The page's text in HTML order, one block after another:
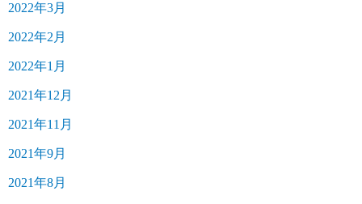
2022年3月
2022年2月
2022年1月
2021年12月
2021年11月
2021年9月
2021年8月